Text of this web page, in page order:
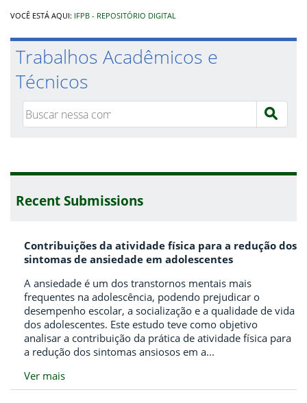
VOCÊ ESTÁ AQUI: IFPB - REPOSITÓRIO DIGITAL
Trabalhos Acadêmicos e
Técnicos
Recent Submissions
Contribuições da atividade física para a redução dos
sintomas de ansiedade em adolescentes
A ansiedade é um dos transtornos mentais mais
frequentes na adolescência, podendo prejudicar o
desempenho escolar, a socialização e a qualidade de vida
dos adolescentes. Este estudo teve como objetivo
analisar a contribuição da prática de atividade física para
a redução dos sintomas ansiosos em a...
Ver mais